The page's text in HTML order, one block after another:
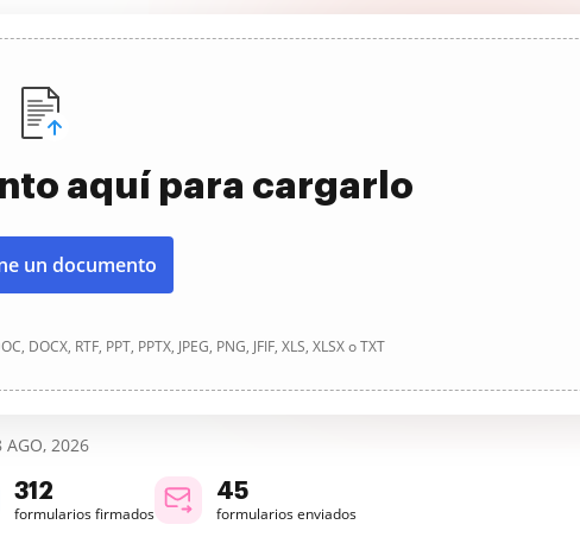
aquí para cargarlo
un documento
RTF, PPT, PPTX, JPEG, PNG, JFIF, XLS, XLSX o TXT
AGO, 2026
312
formularios firmados
45
formularios enviados